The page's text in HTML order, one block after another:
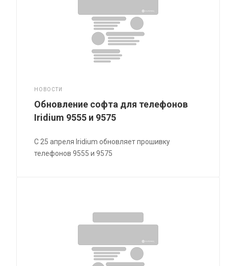
НОВОСТИ
Обновление софта для телефонов
Iridium 9555 и 9575
С 25 апреля Iridium обновляет прошивку
телефонов 9555 и 9575